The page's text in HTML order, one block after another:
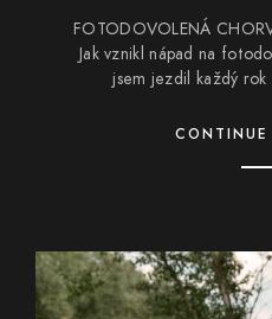
FOTODOVOLENÁ
Jak vznikl nápad na
jsem jezdil každý rok
CONTINUE